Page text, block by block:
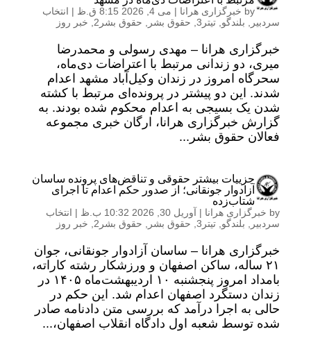
by خبرگزاری هرانا | می 4, 2026 8:15 ق.ظ | انتخاب
سردبیر
بلندگو تیتر3 , حقوق بشر حقوق بشر2 خبر روز
خبرگزاری هرانا – مهدی رسولی و محمدرضا
میری، دو زندانی مرتبط با اعتراضات دی‌ماه،
سحرگاه امروز در زندان وکیل‌آباد مشهد اعدام
شدند. این دو پیشتر در پرونده‌ای مرتبط با کشته
شدن یک بسیجی به اعدام محکوم شده بودند. به
گزارش خبرگزاری هرانا، ارگان خبری مجموعه
فعالان حقوق بشر...
جزییات بیشتر حقوقی و تناقض‌های پرونده ساسان
آزادوار جونقانی؛ از صدور حکم اعدام تا اجرای
شتاب‌زده
by خبرگزاری هرانا | آوریل 30, 2026 10:32 ب.ظ | انتخاب
سردبیر
بلندگو تیتر3 , حقوق بشر حقوق بشر2 خبر روز
خبرگزاری هرانا – ساسان آزادوار جونقانی، جوان
۲۱ ساله، ساکن اصفهان و ورزشکار رشته کاراته،
بامداد امروز پنجشنبه ۱۰ اردیبهشت‌ماه ۱۴۰۵ در
زندان دستگرد اصفهان اعدام شد. این حکم در
حالی به اجرا درآمد که بررسی متن دادنامه صادر
شده توسط شعبه اول دادگاه انقلاب اصفهان،...